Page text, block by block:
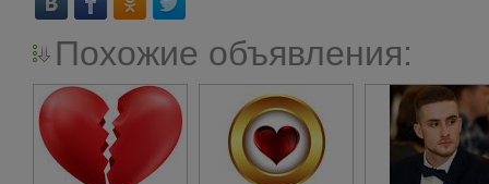
Похожие объявления: